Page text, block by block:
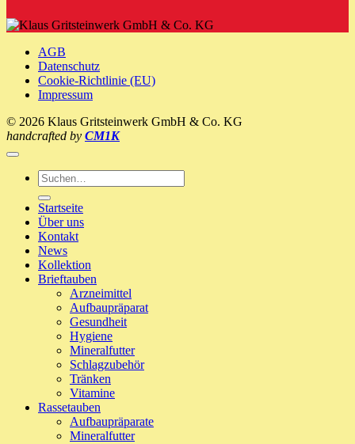
PicorinErnährung
AGB
Datenschutz
Cookie-Richtlinie (EU)
Impressum
© 2026 Klaus Gritsteinwerk GmbH & Co. KG
handcrafted by CM1K
Suche
nach:
Startseite
Über uns
Kontakt
News
Kollektion
Brieftauben
Arzneimittel
Aufbaupräparat
Gesundheit
Hygiene
Mineralfutter
Schlagzubehör
Tränken
Vitamine
Rassetauben
Aufbaupräparate
Mineralfutter